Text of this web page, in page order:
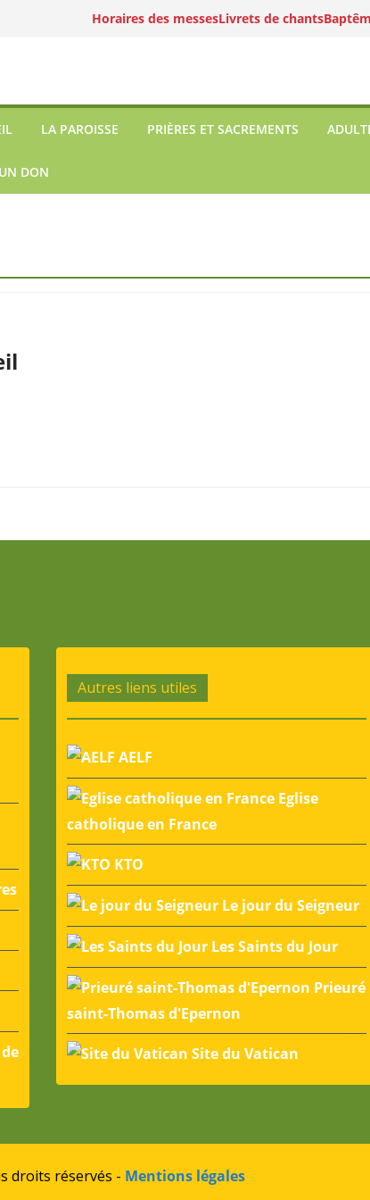
Horaires des messesLivrets de chants
LA PAROISSE PRIÈRES ET SACREMENTS
DON
Autres liens utiles
AELF
Eglise
catholique en France
KTO
Le jour du Seigneur
Les Saints du Jour
Prieuré
saint-Thomas d'Epernon
Site du Vatican
droits réservés - Mentions légales